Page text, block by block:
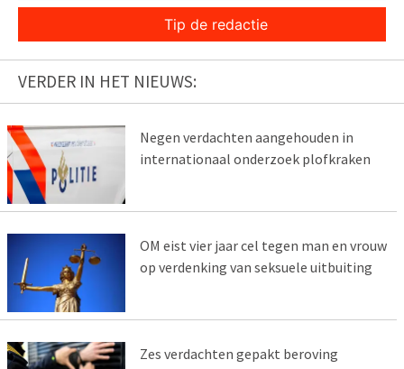
Tip de redactie
VERDER IN HET NIEUWS:
Negen verdachten aangehouden in
internationaal onderzoek plofkraken
OM eist vier jaar cel tegen man en vrouw
op verdenking van seksuele uitbuiting
Zes verdachten gepakt beroving